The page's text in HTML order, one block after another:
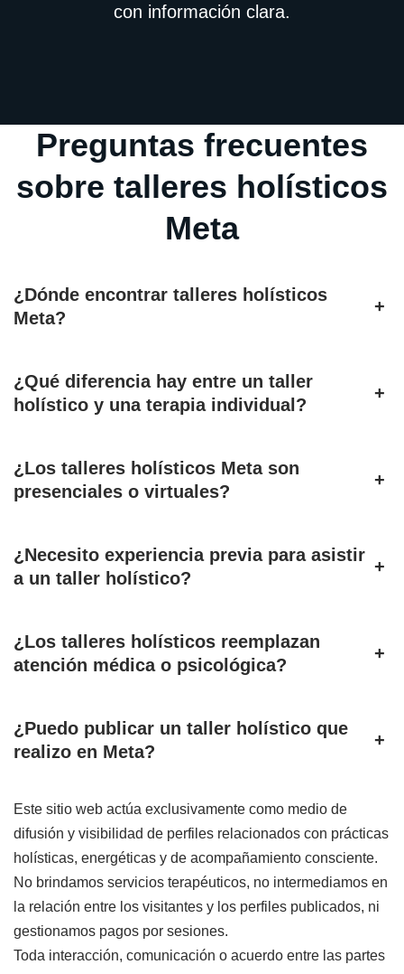
con información clara.
Preguntas frecuentes
sobre talleres holísticos
Meta
¿Dónde encontrar talleres holísticos
Meta?
+
¿Qué diferencia hay entre un taller
holístico y una terapia individual?
+
¿Los talleres holísticos Meta son
presenciales o virtuales?
+
¿Necesito experiencia previa para asistir
a un taller holístico?
+
¿Los talleres holísticos reemplazan
atención médica o psicológica?
+
¿Puedo publicar un taller holístico que
realizo en Meta?
+
Este sitio web actúa exclusivamente como medio de
difusión y visibilidad de perfiles relacionados con prácticas
holísticas, energéticas y de acompañamiento consciente.
No brindamos servicios terapéuticos, no intermediamos en
la relación entre los visitantes y los perfiles publicados, ni
gestionamos pagos por sesiones.
Toda interacción, comunicación o acuerdo entre las partes